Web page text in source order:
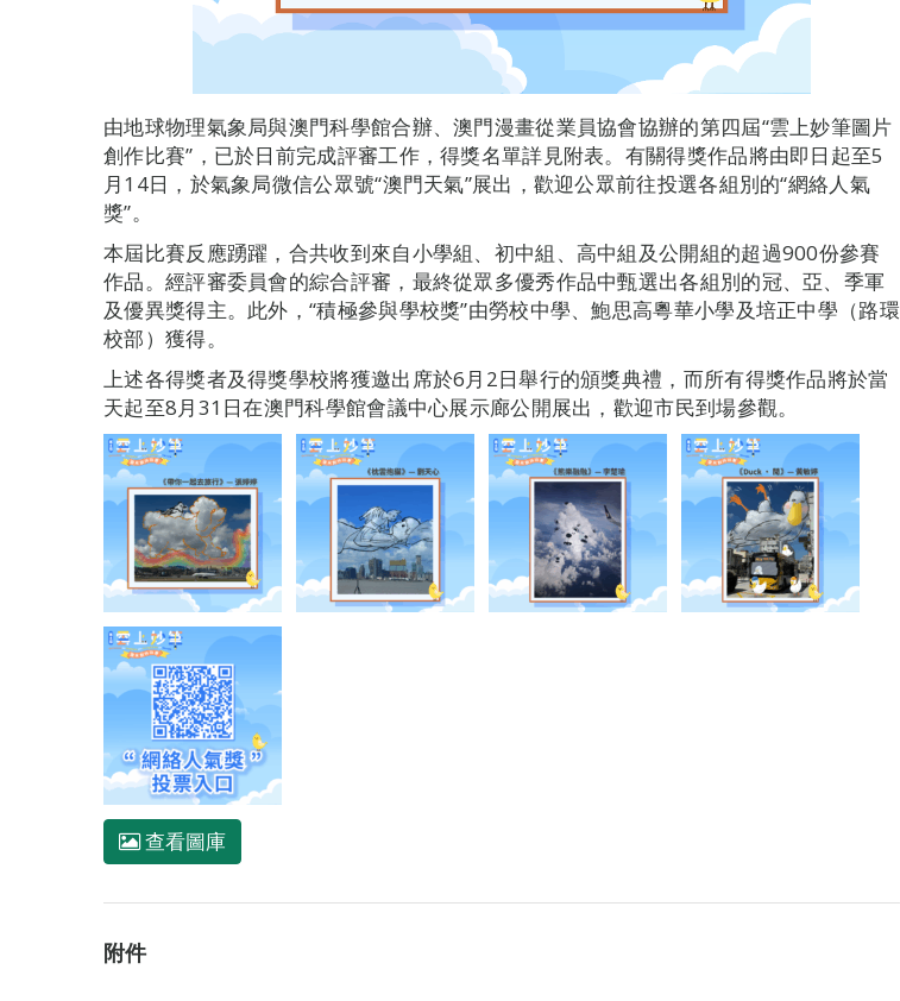
由地球物理氣象局與澳門科學館合辦、澳門漫畫從業員協會協辦的第四屆“雲上妙筆圖片
創作比賽”，已於日前完成評審工作，得獎名單詳見附表。有關得獎作品將由即日起至5
月14日，於氣象局微信公眾號“澳門天氣”展出，歡迎公眾前往投選各組別的“網絡人氣
獎”。
本屆比賽反應踴躍，合共收到來自小學組、初中組、高中組及公開組的超過900份參賽
作品。經評審委員會的綜合評審，最終從眾多優秀作品中甄選出各組別的冠、亞、季軍
及優異獎得主。此外，“積極參與學校獎”由勞校中學、鮑思高粵華小學及培正中學（路環
校部）獲得。
上述各得獎者及得獎學校將獲邀出席於6月2日舉行的頒獎典禮，而所有得獎作品將於當
天起至8月31日在澳門科學館會議中心展示廊公開展出，歡迎市民到場參觀。
查看圖庫
附件